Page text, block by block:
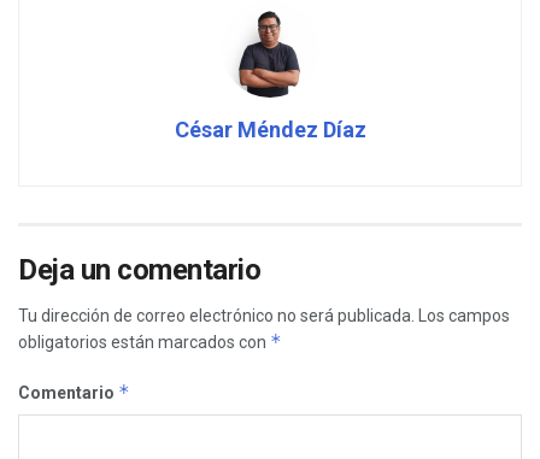
César Méndez Díaz
Deja un comentario
Tu dirección de correo electrónico no será publicada. Los campos
obligatorios están marcados con *
Comentario *